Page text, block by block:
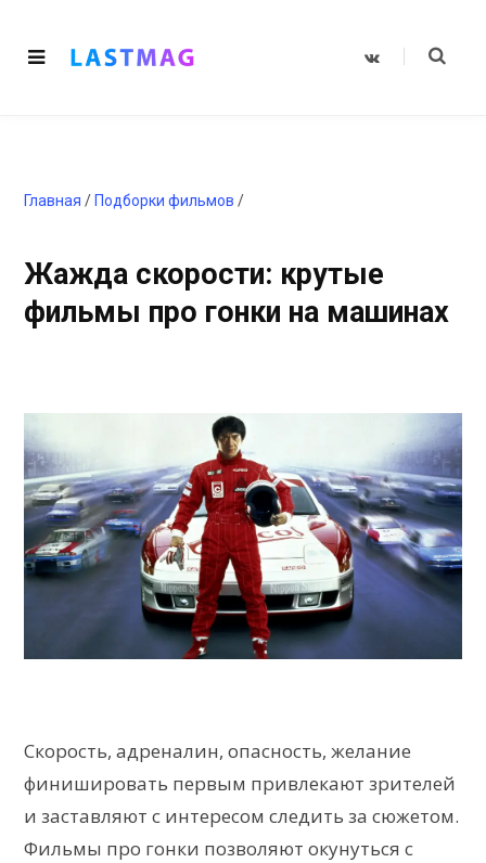
V
Главная / Подборки фильмов /
Жажда скорости: крутые
фильмы про гонки на машинах
Скорость, адреналин, опасность, желание
финишировать первым привлекают зрителей
и заставляют с интересом следить за сюжетом.
Фильмы про гонки позволяют окунуться с